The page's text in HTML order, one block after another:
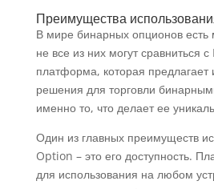
Преимущества
В мире бинарных опционов
не все из них могут сравниться
платформа, которая
решения для торговли
именно то, что делает ее
Один из главных преимуществ
Option – это его доступность.
для использования на любом